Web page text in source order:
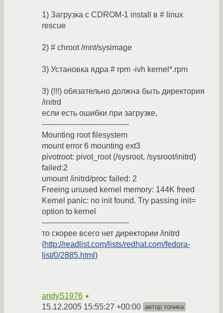
1) Загрузка c CDROM-1 install в # linux
rescue
2) # chroot /mnt/sysimage
3) Установка ядра # rpm -ivh kernel*.rpm
3) (!!!) обязательно должна быть директория
/initrd
если есть ошибки при загрузке,
-----------------------------------
Mounting root filesystem
mount error 6 mounting ext3
pivotroot: pivot_root (/sysroot, /sysroot/initrd)
failed:2
umount /initrd/proc failed: 2
Freeing unused kernel memory: 144K freed
Kernel panic: no init found. Try passing init=
option to kernel
-----------------------------------
то скорее всего нет директории /initrd
(http://readlist.com/lists/redhat.com/fedora-
list/0/2885.html )
andyS1976 ★
15.12.2005 15:55:27 +00:00 автор топика